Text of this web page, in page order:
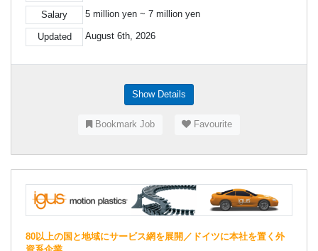
Salary 5 million yen ~ 7 million yen
Updated August 6th, 2026
Show Details
Bookmark Job Favourite
80以上の国と地域にサービス網を展開／ドイツに本社を置く外